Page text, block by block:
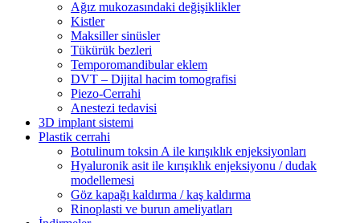
Ağız mukozasındaki değişiklikler
Kistler
Maksiller sinüsler
Tükürük bezleri
Temporomandibular eklem
DVT – Dijital hacim tomografisi
Piezo-Cerrahi
Anestezi tedavisi
3D implant sistemi
Plastik cerrahi
Botulinum toksin A ile kırışıklık enjeksiyonları
Hyaluronik asit ile kırışıklık enjeksiyonu / dudak
modellemesi
Göz kapağı kaldırma / kaş kaldırma
Rinoplasti ve burun ameliyatları